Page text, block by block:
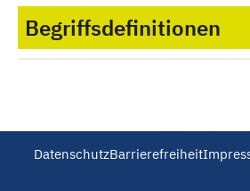
Begriffsdefinitionen
DatenschutzBarrierefreiheit